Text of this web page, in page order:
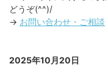
どうぞ(^^)/
→ お問い合わせ・ご相談
2025年10月20日